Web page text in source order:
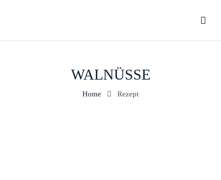
WALNÜSSE
Home Rezept